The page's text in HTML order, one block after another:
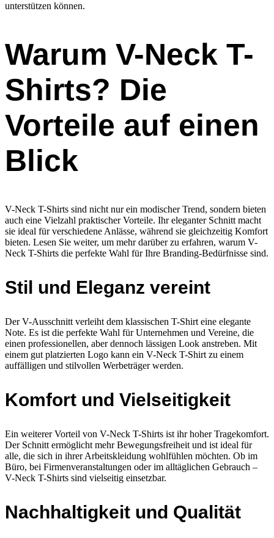
unterstützen können.
Warum V-Neck T-
Shirts? Die
Vorteile auf einen
Blick
V-Neck T-Shirts sind nicht nur ein modischer Trend, sondern bieten
auch eine Vielzahl praktischer Vorteile. Ihr eleganter Schnitt macht
sie ideal für verschiedene Anlässe, während sie gleichzeitig Komfort
bieten. Lesen Sie weiter, um mehr darüber zu erfahren, warum V-
Neck T-Shirts die perfekte Wahl für Ihre Branding-Bedürfnisse sind.
Stil und Eleganz vereint
Der V-Ausschnitt verleiht dem klassischen T-Shirt eine elegante
Note. Es ist die perfekte Wahl für Unternehmen und Vereine, die
einen professionellen, aber dennoch lässigen Look anstreben. Mit
einem gut platzierten Logo kann ein V-Neck T-Shirt zu einem
auffälligen und stilvollen Werbeträger werden.
Komfort und Vielseitigkeit
Ein weiterer Vorteil von V-Neck T-Shirts ist ihr hoher Tragekomfort.
Der Schnitt ermöglicht mehr Bewegungsfreiheit und ist ideal für
alle, die sich in ihrer Arbeitskleidung wohlfühlen möchten. Ob im
Büro, bei Firmenveranstaltungen oder im alltäglichen Gebrauch –
V-Neck T-Shirts sind vielseitig einsetzbar.
Nachhaltigkeit und Qualität